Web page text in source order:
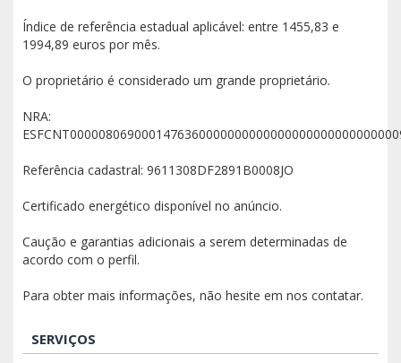
Índice de referência estadual aplicável: entre 1455,83 e
1994,89 euros por mês.
O proprietário é considerado um grande proprietário.
NRA:
Referência cadastral: 9611308DF2891B0008JO
Certificado energético disponível no anúncio.
Caução e garantias adicionais a serem determinadas de
acordo com o perfil.
Para obter mais informações, não hesite em nos contatar.
SERVIÇOS